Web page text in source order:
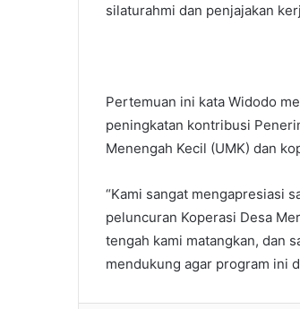
silaturahmi dan penjajakan
Pertemuan ini kata Widodo
peningkatan kontribusi
Menengah Kecil (UMK) dan
“Kami sangat mengapresiasi
peluncuran Koperasi Desa
tengah kami matangkan, dan
mendukung agar program ini